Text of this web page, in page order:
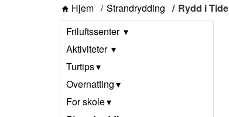
Hjem
Strandrydding
Rydd i Tide
Friluftssenter
Aktiviteter
Turtips
Overnatting
For skole